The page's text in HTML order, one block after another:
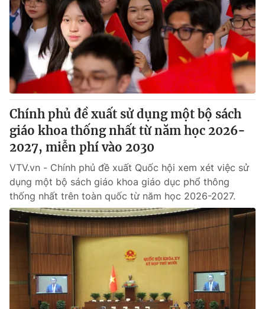
Chính phủ đề xuất sử dụng một bộ sách
giáo khoa thống nhất từ năm học 2026-
2027, miễn phí vào 2030
VTV.vn - Chính phủ đề xuất Quốc hội xem xét việc sử
dụng một bộ sách giáo khoa giáo dục phổ thông
thống nhất trên toàn quốc từ năm học 2026-2027.